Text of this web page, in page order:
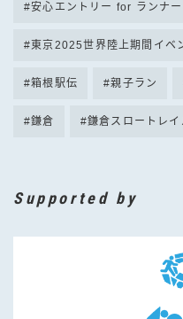
安心エントリー for ランナー
東京2025世界陸上期間イベ
箱根駅伝 親子ラン
鎌倉 鎌倉スロートレイ
Supported by